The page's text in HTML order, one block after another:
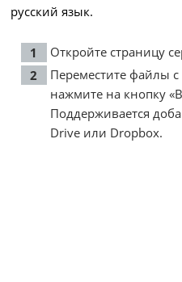
русский язык.
Откройте страницу
Переместите файлы
нажмите на кнопку
Поддерживается
Drive или Dropbox.